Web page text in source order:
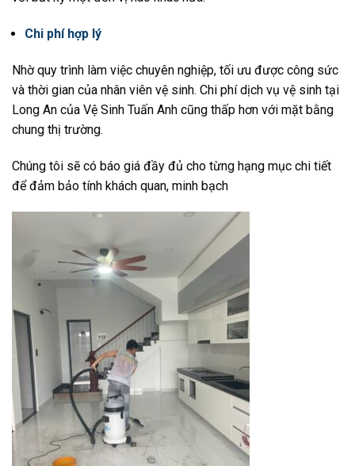
Chi phí hợp lý
Nhờ quy trình làm việc chuyên nghiệp, tối ưu được công sức
và thời gian của nhân viên vệ sinh. Chi phí dịch vụ vệ sinh tại
Long An của Vệ Sinh Tuấn Anh cũng thấp hơn với mặt bằng
chung thị trường.
Chúng tôi sẽ có báo giá đầy đủ cho từng hạng mục chi tiết
để đảm bảo tính khách quan, minh bạch